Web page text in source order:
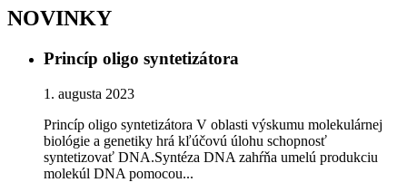
NOVINKY
Princíp oligo syntetizátora
1. augusta 2023
Princíp oligo syntetizátora V oblasti výskumu molekulárnej
biológie a genetiky hrá kľúčovú úlohu schopnosť
syntetizovať DNA.Syntéza DNA zahŕňa umelú produkciu
molekúl DNA pomocou...